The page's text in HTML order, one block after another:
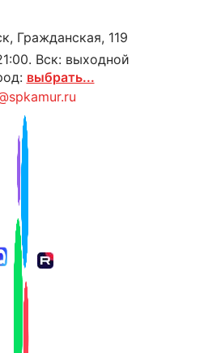
Гражданская, 119
Вск: выходной
выбрать...